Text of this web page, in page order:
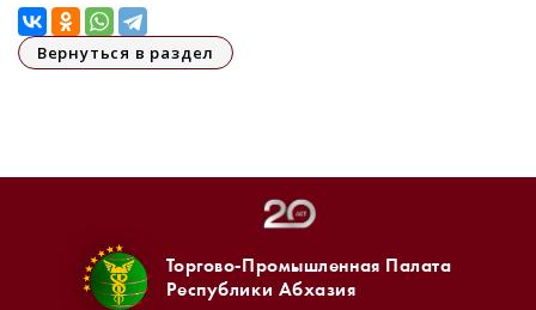
Вернуться в раздел
Торгово-Промышленная Палата
Республики Абхазия